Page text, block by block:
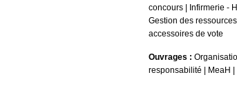
concours
Infirmerie -
Gestion des
accessoires de vote
Ouvrages :
responsabilité
MeaH